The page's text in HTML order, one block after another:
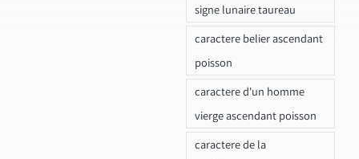
signe lunaire taureau
caractere belier ascendant
poisson
caractere d'un homme
vierge ascendant poisson
caractere de la